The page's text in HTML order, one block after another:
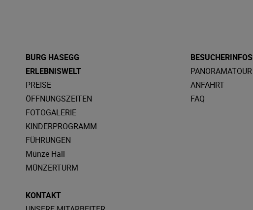
BURG HASEGG
ERLEBNISWELT
PREISE
ÖFFNUNGSZEITEN
FOTOGALERIE
KINDERPROGRAMM
FÜHRUNGEN
Münze Hall
MÜNZERTURM
BESUCHERINFOS
PANORAMATOUR
ANFAHRT
FAQ
KONTAKT